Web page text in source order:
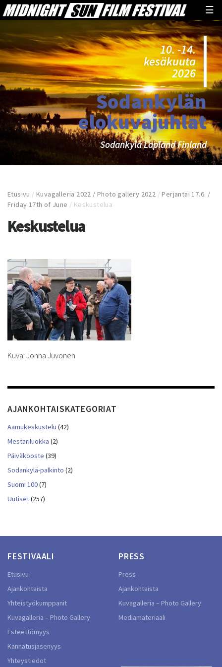
☰
10. -14.
kesäkuuta
2026
Sodankylän
elokuvajuhlat
Sodankylä Lapland Finland
Etusivu /Kuvagalleria 2022 / Photo gallery 2022 /Perjantai 17.6. /
Friday 17th of June / Keskustelua
Keskustelua
Kuva: Jonna Juvonen
AJANKOHTAISKATEGORIAT
Aamukeskustelu (42)
Mestariluokka (2)
Päiväkooste (39)
Sodankylä-palkinto (2)
Suomi 100(7)
Uutiset(257)
FESTIVAALI
Etusivu
Ajankohtaista
Yhteistyökumppanit
Kuvagalleria – Photo Gallery
Esteettömyys
Kannatusjäsenyys
Yhteystiedot
PRESS
Press
Ajankohtaista
Kuvagalleria – Photo Gallery
Mediamateriaali